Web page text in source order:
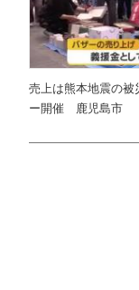
売上は熊本地震の
ー開催 鹿児島市